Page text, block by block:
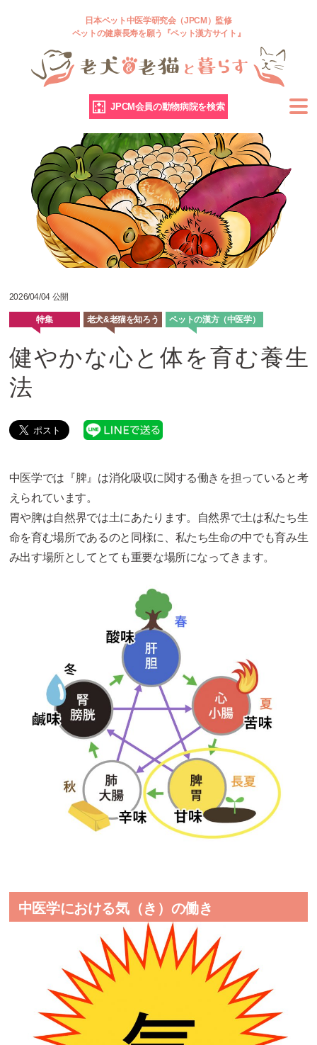
日本ペット中医学研究会（JPCM）監修
ペットの健康長寿を願う『ペット漢方サイト』
JPCM会員の動物病院を検索
2026/04/04 公開
特集 老犬&老猫を知ろう ペットの漢方（中医学）
健やかな心と体を育む養生
法
中医学では『脾』は消化吸収に関する働きを担っていると考
えられています。
胃や脾は自然界では土にあたります。自然界で土は私たち生
命を育む場所であるのと同様に、私たち生命の中でも育み生
み出す場所としてとても重要な場所になってきます。
中医学における気（き）の働き